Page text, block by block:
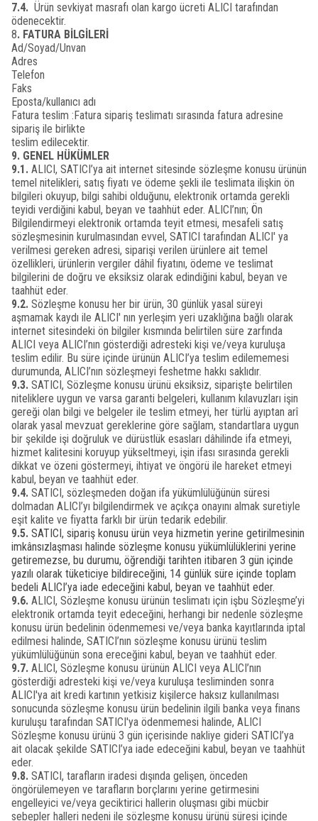
7.4. Ürün sevkiyat masrafı olan kargo ücreti ALICI tarafından
ödenecektir.
8. FATURA BİLGİLERİ
Ad/Soyad/Unvan
Adres
Telefon
Faks
Eposta/kullanıcı adı
Fatura teslim :Fatura sipariş teslimatı sırasında fatura adresine
sipariş ile birlikte
teslim edilecektir.
9. GENEL HÜKÜMLER
9.1. ALICI, SATICI’ya ait internet sitesinde sözleşme konusu ürünün
temel nitelikleri, satış fiyatı ve ödeme şekli ile teslimata ilişkin ön
bilgileri okuyup, bilgi sahibi olduğunu, elektronik ortamda gerekli
teyidi verdiğini kabul, beyan ve taahhüt eder. ALICI’nın; Ön
Bilgilendirmeyi elektronik ortamda teyit etmesi, mesafeli satış
sözleşmesinin kurulmasından evvel, SATICI tarafından ALICI' ya
verilmesi gereken adresi, siparişi verilen ürünlere ait temel
özellikleri, ürünlerin vergiler dâhil fiyatını, ödeme ve teslimat
bilgilerini de doğru ve eksiksiz olarak edindiğini kabul, beyan ve
taahhüt eder.
9.2. Sözleşme konusu her bir ürün, 30 günlük yasal süreyi
aşmamak kaydı ile ALICI' nın yerleşim yeri uzaklığına bağlı olarak
internet sitesindeki ön bilgiler kısmında belirtilen süre zarfında
ALICI veya ALICI’nın gösterdiği adresteki kişi ve/veya kuruluşa
teslim edilir. Bu süre içinde ürünün ALICI’ya teslim edilememesi
durumunda, ALICI’nın sözleşmeyi feshetme hakkı saklıdır.
9.3. SATICI, Sözleşme konusu ürünü eksiksiz, siparişte belirtilen
niteliklere uygun ve varsa garanti belgeleri, kullanım kılavuzları işin
gereği olan bilgi ve belgeler ile teslim etmeyi, her türlü ayıptan arî
olarak yasal mevzuat gereklerine göre sağlam, standartlara uygun
bir şekilde işi doğruluk ve dürüstlük esasları dâhilinde ifa etmeyi,
hizmet kalitesini koruyup yükseltmeyi, işin ifası sırasında gerekli
dikkat ve özeni göstermeyi, ihtiyat ve öngörü ile hareket etmeyi
kabul, beyan ve taahhüt eder.
9.4. SATICI, sözleşmeden doğan ifa yükümlülüğünün süresi
dolmadan ALICI’yı bilgilendirmek ve açıkça onayını almak suretiyle
eşit kalite ve fiyatta farklı bir ürün tedarik edebilir.
9.5. SATICI, sipariş konusu ürün veya hizmetin yerine getirilmesinin
imkânsızlaşması halinde sözleşme konusu yükümlülüklerini yerine
getiremezse, bu durumu, öğrendiği tarihten itibaren 3 gün içinde
yazılı olarak tüketiciye bildireceğini, 14 günlük süre içinde toplam
bedeli ALICI’ya iade edeceğini kabul, beyan ve taahhüt eder.
9.6. ALICI, Sözleşme konusu ürünün teslimatı için işbu Sözleşme’yi
elektronik ortamda teyit edeceğini, herhangi bir nedenle sözleşme
konusu ürün bedelinin ödenmemesi ve/veya banka kayıtlarında iptal
edilmesi halinde, SATICI’nın sözleşme konusu ürünü teslim
yükümlülüğünün sona ereceğini kabul, beyan ve taahhüt eder.
9.7. ALICI, Sözleşme konusu ürünün ALICI veya ALICI’nın
gösterdiği adresteki kişi ve/veya kuruluşa tesliminden sonra
ALICI'ya ait kredi kartının yetkisiz kişilerce haksız kullanılması
sonucunda sözleşme konusu ürün bedelinin ilgili banka veya finans
kuruluşu tarafından SATICI'ya ödenmemesi halinde, ALICI
Sözleşme konusu ürünü 3 gün içerisinde nakliye gideri SATICI’ya
ait olacak şekilde SATICI’ya iade edeceğini kabul, beyan ve taahhüt
eder.
9.8. SATICI, tarafların iradesi dışında gelişen, önceden
öngörülemeyen ve tarafların borçlarını yerine getirmesini
engelleyici ve/veya geciktirici hallerin oluşması gibi mücbir
sebepler halleri nedeni ile sözleşme konusu ürünü süresi içinde